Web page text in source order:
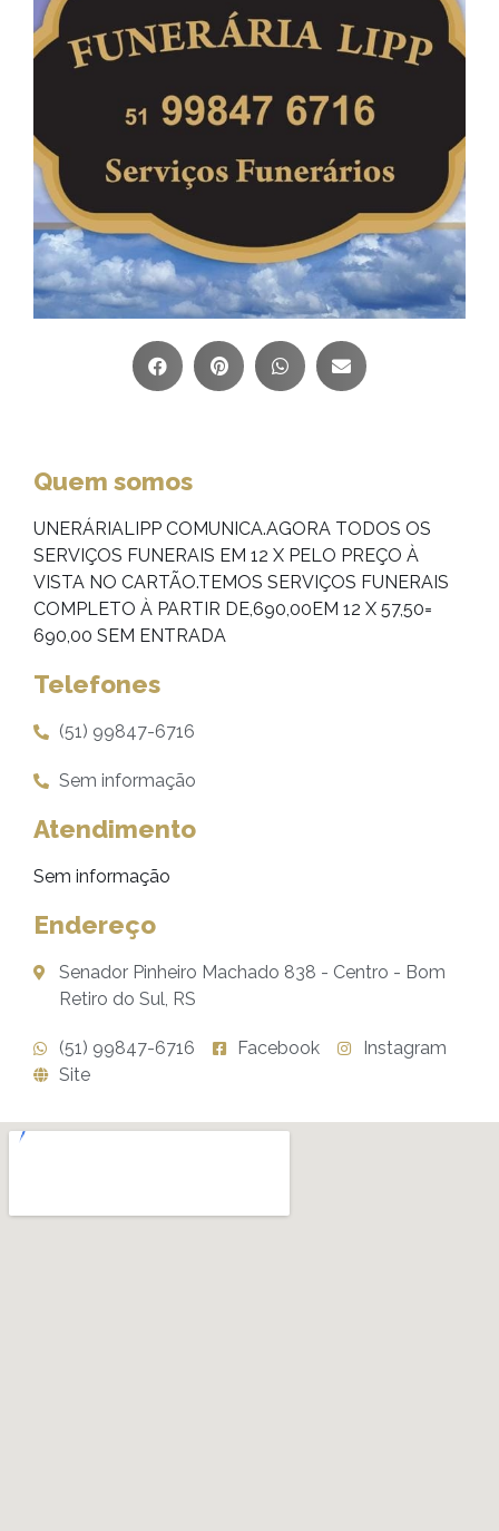
Quem somos
UNERÁRIALIPP COMUNICA.AGORA TODOS OS
SERVIÇOS FUNERAIS EM 12 X PELO PREÇO À
VISTA NO CARTÃO.TEMOS SERVIÇOS FUNERAIS
COMPLETO À PARTIR DE,690,00EM 12 X 57,50=
690,00 SEM ENTRADA
Telefones
(51) 99847-6716
Sem informação
Atendimento
Sem informação
Endereço
Senador Pinheiro Machado 838 - Centro - Bom
Retiro do Sul, RS
(51) 99847-6716 Facebook
Instagram
Site